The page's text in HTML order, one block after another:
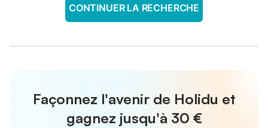
CONTINUER LA RECHERCHE
Façonnez l'avenir de Holidu et
gagnez jusqu'à 30 €